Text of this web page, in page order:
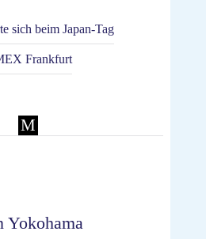
sich beim Japan-Tag
Frankfurt
M